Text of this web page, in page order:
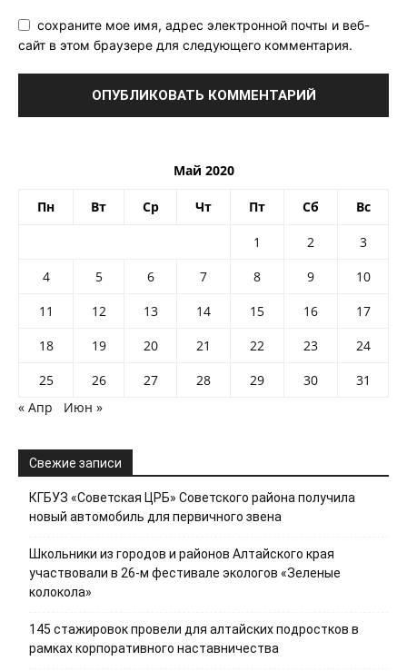
сохраните мое имя, адрес электронной почты и веб-
сайт в этом браузере для следующего комментария.
Май 2020
Пн Вт Ср Чт Пт Сб Вс
1 2
3
4
5 6 7 8 9
10
11
12 13 14 15 16
17
18
19 20 21 22 23
24
25
26 27 28 29 30
31
« Апр
Июн »
Свежие записи
КГБУЗ «Советская ЦРБ» Советского района получила
новый автомобиль для первичного звена
Школьники из городов и районов Алтайского края
участвовали в 26-м фестивале экологов «Зеленые
колокола»
145 стажировок провели для алтайских подростков в
рамках корпоративного наставничества